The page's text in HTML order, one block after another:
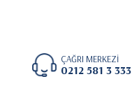
ÇAĞRI MERKEZİ
0212 581 3 333